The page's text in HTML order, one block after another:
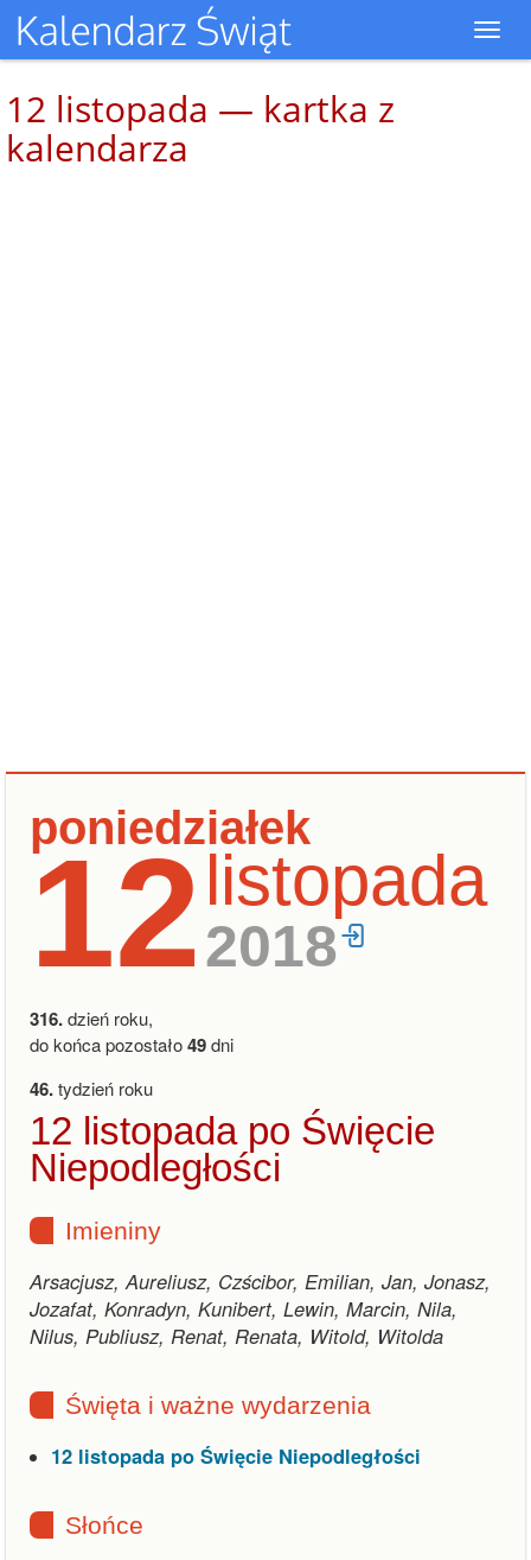
12 listopada — kartka z
kalendarza
poniedziałek
12listopada
2018
316.dzień roku,
do końca pozostało49dni
46.tydzień roku
12 listopada po Święcie
Niepodległości
Imieniny
Arsacjusz, Aureliusz, Czścibor, Emilian, Jan, Jonasz,
Jozafat, Konradyn, Kunibert, Lewin, Marcin, Nila,
Nilus, Publiusz, Renat, Renata, Witold, Witolda
Święta i ważne wydarzenia
12 listopada po Święcie Niepodległości
Słońce